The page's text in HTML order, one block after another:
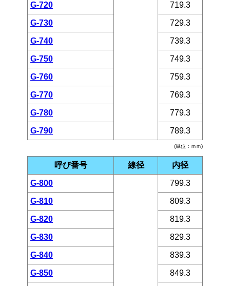
(単位：ｍｍ)
G-720 719.3
G-730 729.3
G-740 739.3
G-750 749.3
G-760 759.3
G-770 769.3
G-780 779.3
G-790 789.3
呼び番号 線径 内径
G-800 799.3
G-810 809.3
G-820 819.3
G-830 829.3
G-840 839.3
G-850 849.3